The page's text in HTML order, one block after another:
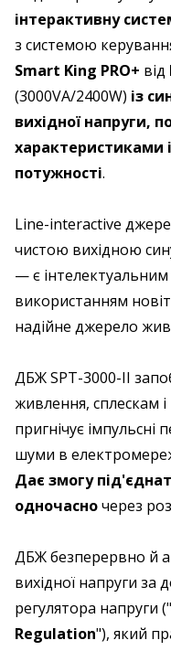
інтерактивну
з системою
Smart King PRO+ від
(3000VA/2400W) із
вихідної напруги,
характеристиками
потужності.
Line-interactive
чистою вихідною
— є інтелектуальним
використанням
надійне джерело
ДБЖ SPT-3000-II
живлення, сплескам
пригнічує
шуми в
Дає змогу
одночасночерез
ДБЖ безперервно й
вихідної напруги
регулятора напруги
Regulation"), який